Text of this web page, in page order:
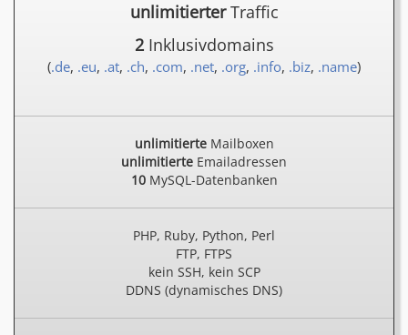
unlimitierterTraffic
2Inklusivdomains
(.de, .eu, .at, .ch, .com, .net, .org, .info, .biz, .name)
unlimitierteMailboxen
unlimitierte Emailadressen
10MySQL-Datenbanken
PHP, Ruby, Python, Perl
FTP, FTPS
kein SSH, kein SCP
DDNS (dynamisches DNS)